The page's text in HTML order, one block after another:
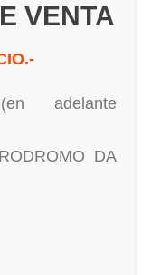
VENTA
adelante
DA